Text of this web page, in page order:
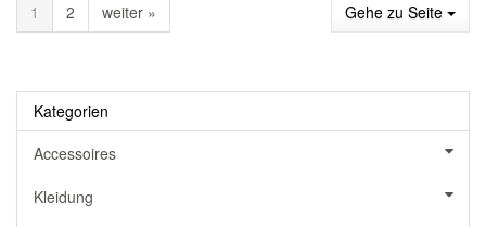
1 2 weiter » Gehe zu Seite
Kategorien
Accessoires
Kleidung